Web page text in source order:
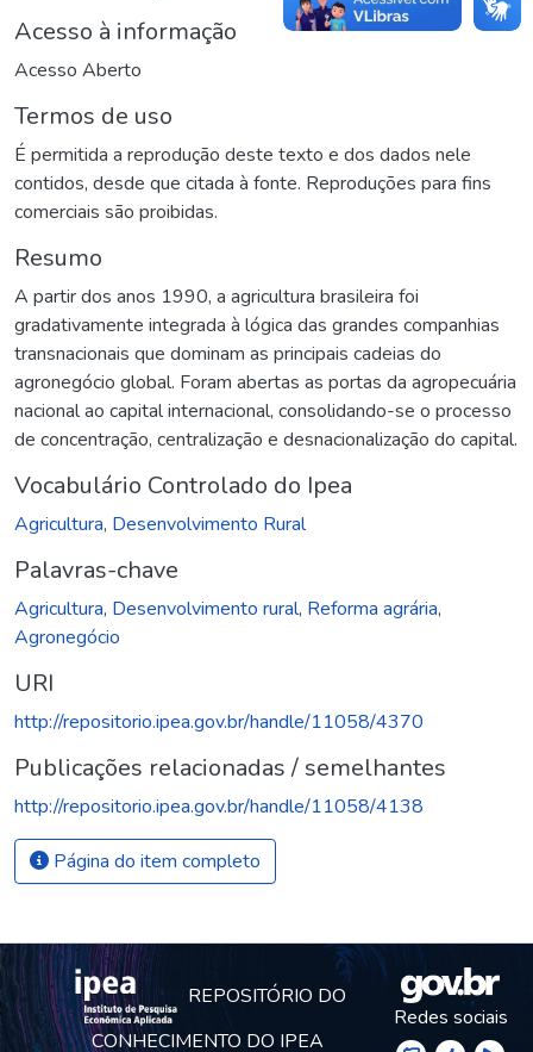
Acesso à informação
Acesso Aberto
Termos de uso
É permitida a reprodução deste texto e dos dados nele
contidos, desde que citada à fonte. Reproduções para fins
comerciais são proibidas.
Resumo
A partir dos anos 1990, a agricultura brasileira foi
gradativamente integrada à lógica das grandes companhias
transnacionais que dominam as principais cadeias do
agronegócio global. Foram abertas as portas da agropecuária
nacional ao capital internacional, consolidando-se o processo
de concentração, centralização e desnacionalização do capital.
Vocabulário Controlado do Ipea
Agricultura, Desenvolvimento Rural
Palavras-chave
Agricultura, Desenvolvimento rural, Reforma agrária,
Agronegócio
URI
http://repositorio.ipea.gov.br/handle/11058/4370
Publicações relacionadas / semelhantes
http://repositorio.ipea.gov.br/handle/11058/4138
Página do item completo
REPOSITÓRIO DO
CONHECIMENTO DO IPEA
Redes sociais